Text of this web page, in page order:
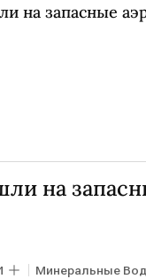
на запасные
на
Минеральные